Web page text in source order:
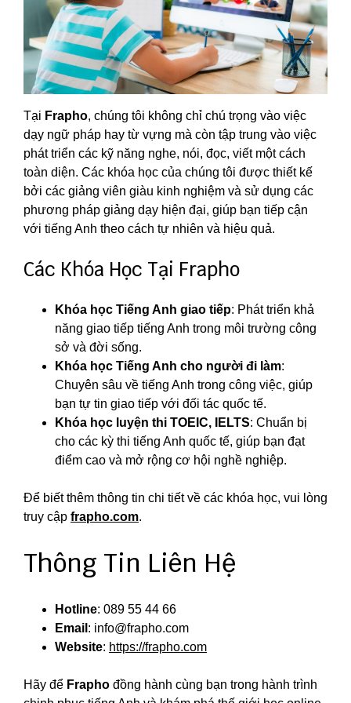
Tại Frapho, chúng tôi không chỉ chú trọng vào việc
dạy ngữ pháp hay từ vựng mà còn tập trung vào việc
phát triển các kỹ năng nghe, nói, đọc, viết một cách
toàn diện. Các khóa học của chúng tôi được thiết kế
bởi các giảng viên giàu kinh nghiệm và sử dụng các
phương pháp giảng dạy hiện đại, giúp bạn tiếp cận
với tiếng Anh theo cách tự nhiên và hiệu quả.
Các Khóa Học Tại Frapho
Khóa học Tiếng Anh giao tiếp: Phát triển khả
năng giao tiếp tiếng Anh trong môi trường công
sở và đời sống.
Khóa học Tiếng Anh cho người đi làm:
Chuyên sâu về tiếng Anh trong công việc, giúp
bạn tự tin giao tiếp với đối tác quốc tế.
Khóa học luyện thi TOEIC, IELTS: Chuẩn bị
cho các kỳ thi tiếng Anh quốc tế, giúp bạn đạt
điểm cao và mở rộng cơ hội nghề nghiệp.
Để biết thêm thông tin chi tiết về các khóa học, vui lòng
truy cập frapho.com.
Thông Tin Liên Hệ
Hotline: 089 55 44 66
Email : info@frapho.com
Website: https://frapho.com
Hãy để Frapho đồng hành cùng bạn trong hành trình